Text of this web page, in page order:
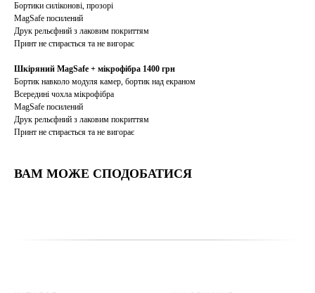
Бортики силіконові, прозорі
MagSafe посилений
Друк рельєфний з лаковим покриттям
Принт не стирається та не вигорає
Шкіряний MagSafe + мікрофібра 1400 грн
Бортик навколо модуля камер, бортик над екраном
Всередині чохла мікрофібра
MagSafe посилений
Друк рельєфний з лаковим покриттям
Принт не стирається та не вигорає
ВАМ МОЖЕ СПОДОБАТИСЯ